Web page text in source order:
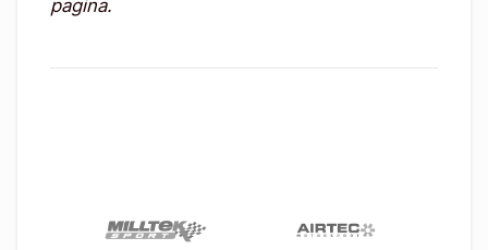
pagina.